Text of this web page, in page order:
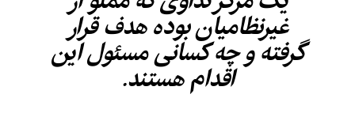
غیرنظامیان بوده هدف قرار
گرفته و چه کسانی مسئول این
اقدام هستند.